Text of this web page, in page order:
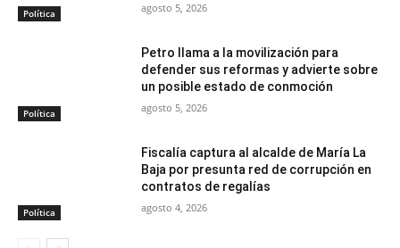
Política agosto 5, 2026
Política
Petro llama a la movilización para
defender sus reformas y advierte sobre
un posible estado de conmoción
agosto 5, 2026
Política
Fiscalía captura al alcalde de María La
Baja por presunta red de corrupción en
contratos de regalías
agosto 4, 2026